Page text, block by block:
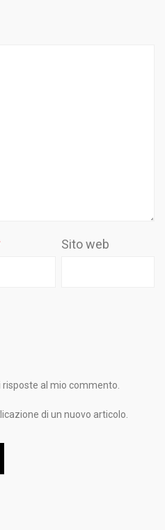
Sito web
al mio commento.
di un nuovo articolo.